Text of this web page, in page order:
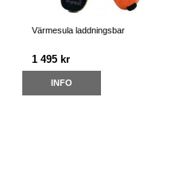
Värmesula laddningsbar
1 495 kr
INFO